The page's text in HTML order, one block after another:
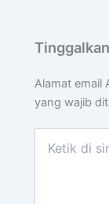
Alamat email
yang wajib